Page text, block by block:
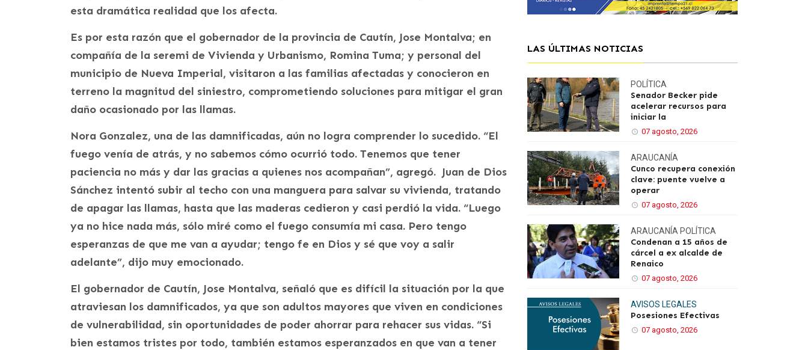
esta dramática realidad que los afecta.
Es por esta razón que el gobernador de la provincia de Cautín, Jose Montalva; en
compañía de la seremi de Vivienda y Urbanismo, Romina Tuma; y personal del
municipio de Nueva Imperial, visitaron a las familias afectadas y conocieron en
terreno la magnitud del siniestro, comprometiendo soluciones para mitigar el gran
daño ocasionado por las llamas.
Nora Gonzalez, una de las damnificadas, aún no logra comprender lo sucedido. “El
fuego venía de atrás, y no sabemos cómo ocurrió todo. Tenemos que tener
paciencia no más y dar las gracias a quienes nos acompañan”, agregó. Juan de Dios
Sánchez intentó subir al techo con una manguera para salvar su vivienda, tratando
de apagar las llamas, hasta que las maderas cedieron y casi perdió la vida. “Luego
ya no hice nada más, sólo miré como el fuego consumía mi casa. Pero tengo
esperanzas de que me van a ayudar; tengo fe en Dios y sé que voy a salir
adelante”, dijo muy emocionado.
El gobernador de Cautín, Jose Montalva, señaló que es difícil la situación por la que
atraviesan los damnificados, ya que son adultos mayores que viven en condiciones
de vulnerabilidad, sin oportunidades de poder ahorrar para rehacer sus vidas. “Si
bien estamos tristes por todo, también estamos esperanzados en que van a tener
LAS ÚLTIMAS NOTICIAS
POLÍTICA
Senador Becker pide
acelerar recursos para
iniciar la
07 agosto, 2026
ARAUCANÍA
Cunco recupera conexión
clave: puente vuelve a
operar
07 agosto, 2026
ARAUCANÍA POLÍTICA
Condenan a 15 años de
cárcel a ex alcalde de
Renaico
07 agosto, 2026
AVISOS LEGALES
Posesiones Efectivas
07 agosto, 2026